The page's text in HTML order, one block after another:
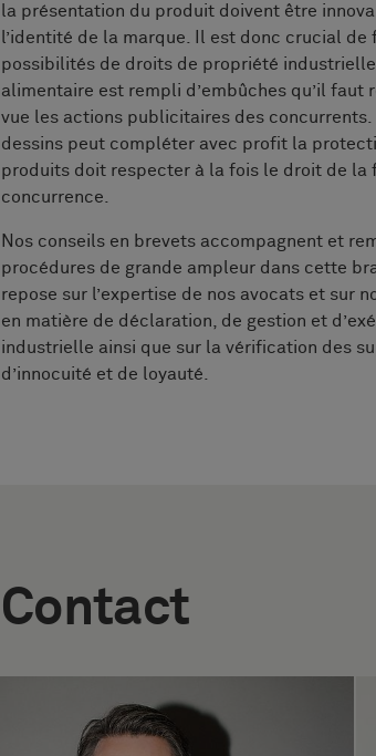
la présentation du produit doivent être
l’identité de la marque. Il est donc crucial
possibilités de droits de propriété
alimentaire est rempli d’embûches qu’il faut
vue les actions publicitaires des
dessins peut compléter avec profit la
produits doit respecter à la fois le droit de la
concurrence.
Nos conseils en brevets accompagnent et
procédures de grande ampleur dans cette
repose sur l’expertise de nos avocats et sur
en matière de déclaration, de gestion et
industrielle ainsi que sur la vérification des
d’innocuité et de loyauté.
Contact